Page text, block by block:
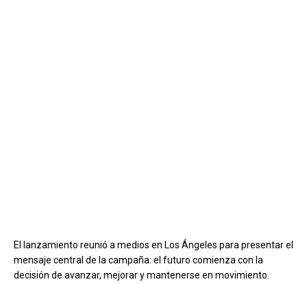
El lanzamiento reunió a medios en Los Ángeles para presentar el
mensaje central de la campaña: el futuro comienza con la
decisión de avanzar, mejorar y mantenerse en movimiento.